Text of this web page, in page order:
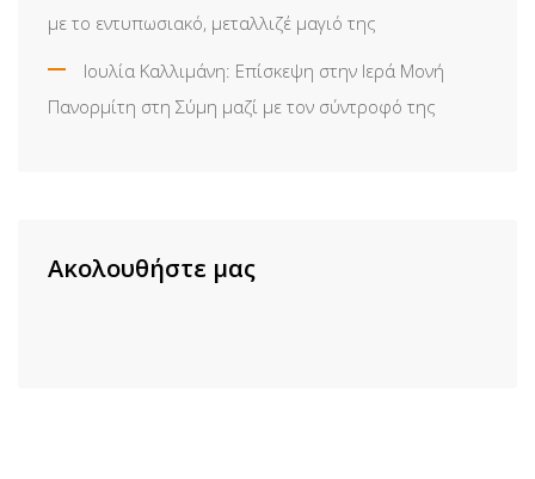
με το εντυπωσιακό, μεταλλιζέ μαγιό της
Ιουλία Καλλιμάνη: Επίσκεψη στην Ιερά Μονή
Πανορμίτη στη Σύμη μαζί με τον σύντροφό της
Ακολουθήστε μας